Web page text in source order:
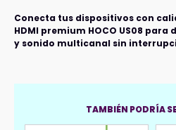
Conecta tus dispositivos con
HDMI premium HOCO US08
y sonido multicanal sin
TAMBIÉN PODRÍA